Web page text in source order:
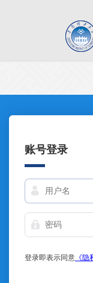
账号登录
登录即表示同意 《隐